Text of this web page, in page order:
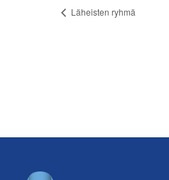
Läheisten ryhmä